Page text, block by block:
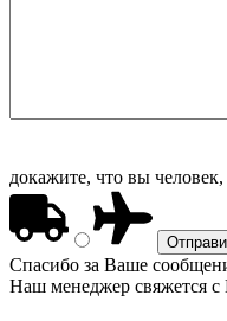
докажите, что вы
Спасибо за Ваше
Наш менеджер свяжется